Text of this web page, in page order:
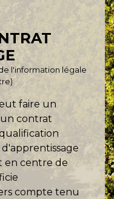
l'information légale
faire un
contrat
en centre de
compte tenu